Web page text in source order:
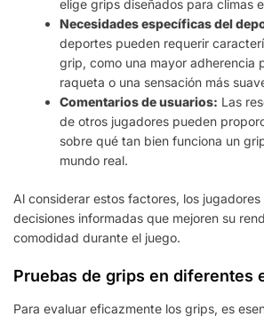
elige grips diseñados para climas
Necesidades específicas del
deportes pueden requerir
grip, como una mayor adherencia
raqueta o una sensación más
Comentarios de usuarios: Las
de otros jugadores pueden
sobre qué tan bien funciona un
mundo real.
Al considerar estos factores, los
decisiones informadas que mejoren su
comodidad durante el juego.
Pruebas de grips en diferentes
Para evaluar eficazmente los grips, es